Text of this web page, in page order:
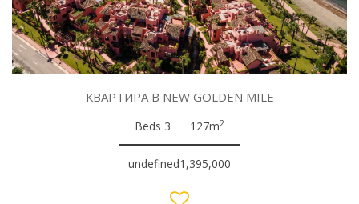
КВАРТИРА В NEW GOLDEN MILE
Beds 3 127m2
undefined1,395,000